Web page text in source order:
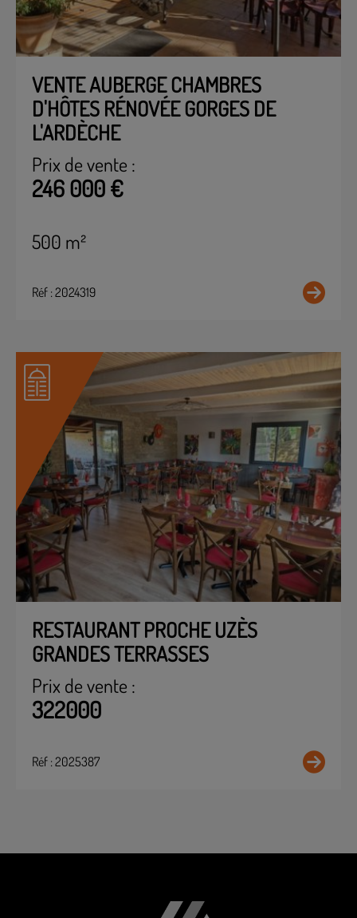
VENTE AUBERGE CHAMBRES
D'HÔTES RÉNOVÉE GORGES DE
L'ARDÈCHE
Prix de vente :
246 000 €
500 m²
Réf : 2024319
RESTAURANT PROCHE UZÈS
GRANDES TERRASSES
Prix de vente :
322000
Réf : 2025387